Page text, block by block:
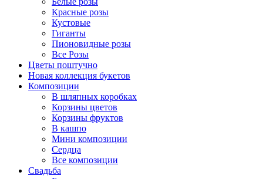
Красные розы
Кустовые
Гиганты
Пионовидные розы
Все Розы
Цветы поштучно
Новая коллекция букетов
Композиции
В шляпных коробках
Корзины цветов
Корзины фруктов
В кашпо
Мини композиции
Сердца
Все композиции
Свадьба